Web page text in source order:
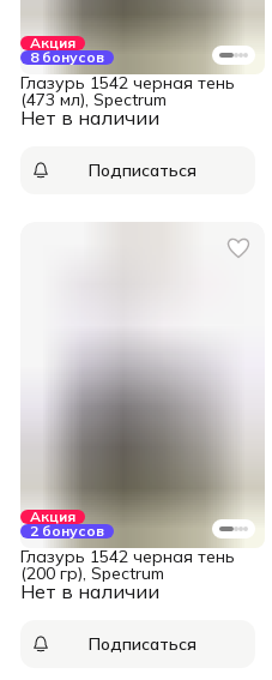
Акция
8 бонусов
Нет в наличии
Глазурь 1542 черная тень
(473 мл), Spectrum
Подписаться
Акция
2 бонусов
Нет в наличии
Глазурь 1542 черная тень
(200 гр), Spectrum
Подписаться